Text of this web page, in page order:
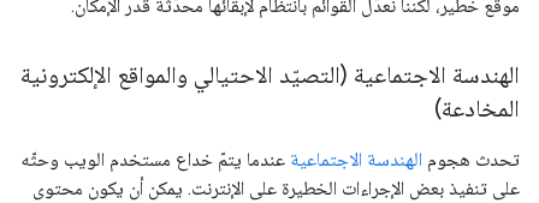
موقع خطير، لكننا نعدّل القوائم بانتظام لإبقائها محدَّثة قدر الإمكان.
الهندسة الاجتماعية (التصيّد الاحتيالي والمواقع الإلكترونية
المخادعة)
تحدث هجوم الهندسة الاجتماعية عندما يتمّ خداع مستخدم الويب وحثّه
على تنفيذ بعض الإجراءات الخطيرة على الإنترنت. يمكن أن يكون محتوى